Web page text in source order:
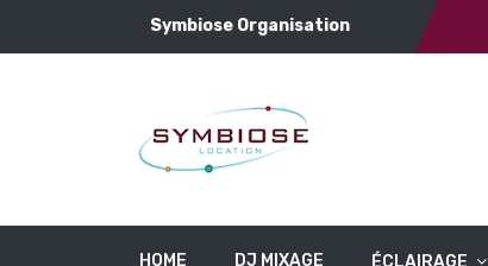
Symbiose Organisation
HOME DJ MIXAGE ÉCLAIRAGE